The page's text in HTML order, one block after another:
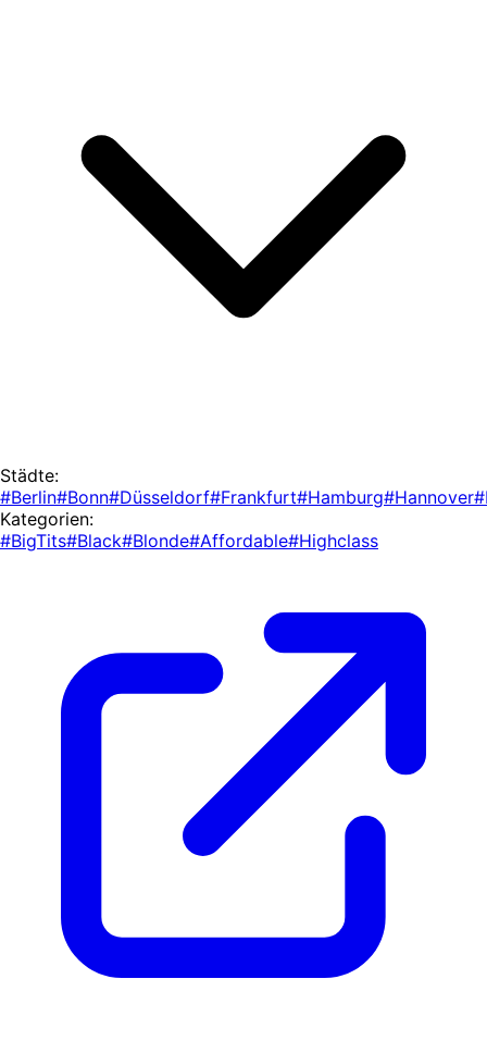
Städte:
#Berlin#Bonn#Düsseldorf#Frankfurt#Hamburg#Hannover
Kategorien:
#BigTits#Black#Blonde#Affordable#Highclass